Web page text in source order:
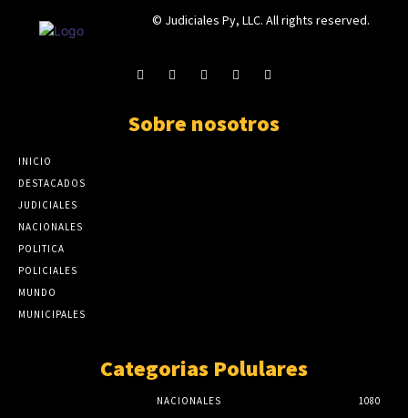
© Judiciales Py, LLC. All rights reserved.
Sobre nosotros
INICIO
DESTACADOS
JUDICIALES
NACIONALES
POLITICA
POLICIALES
MUNDO
MUNICIPALES
Categorias Polulares
NACIONALES
1080